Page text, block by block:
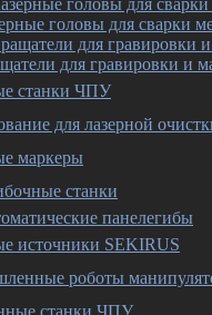
головы для сварки
для гравировки и
станки ЧПУ
для лазерной
маркеры
станки
панелегибы
источники SEKIRUS
роботы
станки ЧПУ